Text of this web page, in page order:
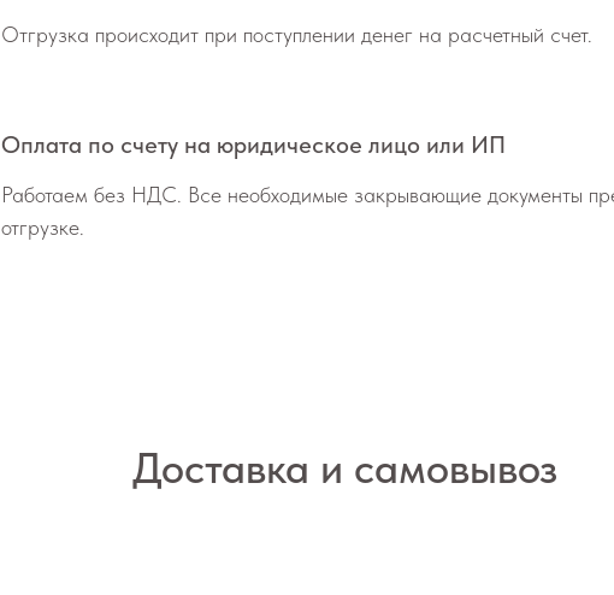
Отгрузка происходит при поступлении денег на расчетный счет.
Оплата по счету на юридическое лицо или ИП
Работаем без НДС. Все необходимые закрывающие документы
отгрузке.
Доставка и самовывоз